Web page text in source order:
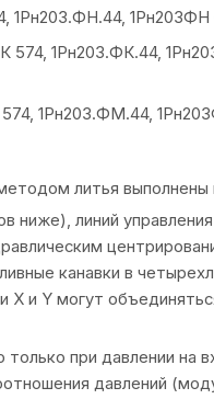
1Рн203.ФН.44,
574, 1Рн203.ФК.44,
1Рн203.ФМ.44,
литья выполнены
ниже), линий
канавки в
X и Y могут
при давлении на
давлений